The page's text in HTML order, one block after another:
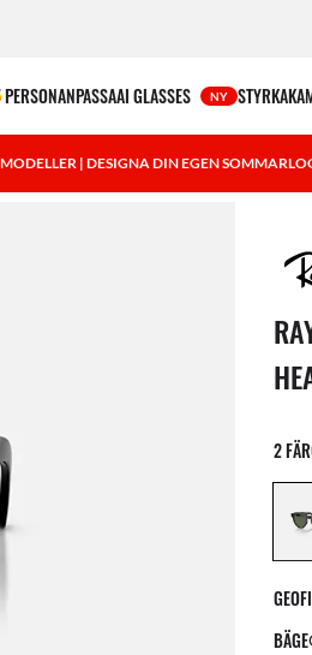
PERSONANPASSAAI GLASSES NY STYRKA
| DESIGNA DIN EGEN
1
2
BÄGE